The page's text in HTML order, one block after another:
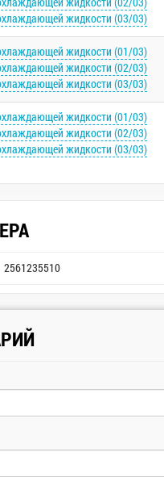
жидкости (03/03)
жидкости (01/03)
жидкости (02/03)
жидкости (03/03)
жидкости (01/03)
жидкости (02/03)
жидкости (03/03)
2561235510